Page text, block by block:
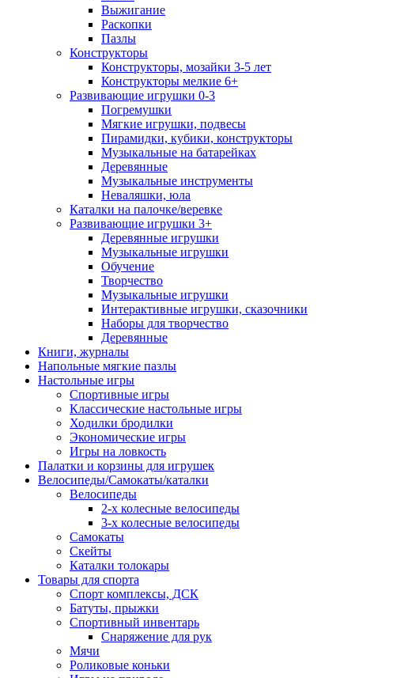
Выжигание
Раскопки
Пазлы
Конструкторы
Конструкторы, мозайки 3-5 лет
Конструкторы мелкие 6+
Развивающие игрушки 0-3
Погремушки
Мягкие игрушки, подвесы
Пирамидки, кубики, конструкторы
Музыкальные на батарейках
Деревянные
Музыкальные инструменты
Неваляшки, юла
Каталки на палочке/веревке
Развивающие игрушки 3+
Деревянные игрушки
Музыкальные игрушки
Обучение
Творчество
Музыкальные игрушки
Интерактивные игрушки, сказочники
Наборы для творчество
Деревянные
Книги, журналы
Напольные мягкие пазлы
Настольные игры
Спортивные игры
Классические настольные игры
Ходилки бродилки
Экономические игры
Игры на ловкость
Палатки и корзины для игрушек
Велосипеды/Самокаты/каталки
Велосипеды
2-х колесные велосипеды
3-х колесные велосипеды
Самокаты
Скейты
Каталки толокары
Товары для спорта
Спорт комплексы, ДСК
Батуты, прыжки
Спортивный инвентарь
Снаряжение для рук
Мячи
Роликовые коньки